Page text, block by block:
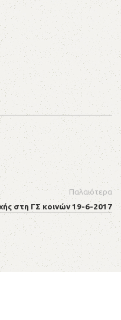
Παλαιότερα
στη ΓΣ κοινών 19-6-2017